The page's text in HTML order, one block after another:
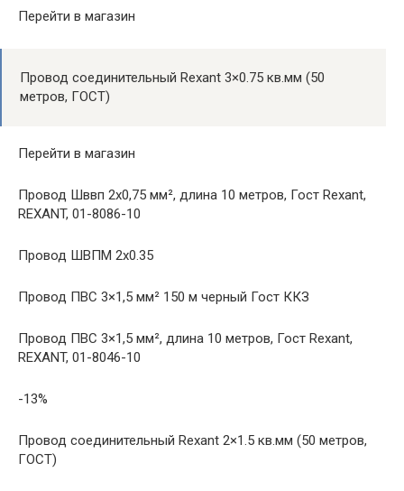
Перейти в магазин
Провод соединительный Rexant 3×0.75 кв.мм (50
метров, ГОСТ)
Перейти в магазин
Провод Шввп 2х0,75 мм², длина 10 метров, Гост Rexant,
REXANT, 01-8086-10
Провод ШВПМ 2х0.35
Провод ПВС 3×1,5 мм² 150 м черный Гост ККЗ
Провод ПВС 3×1,5 мм², длина 10 метров, Гост Rexant,
REXANT, 01-8046-10
-13%
Провод соединительный Rexant 2×1.5 кв.мм (50 метров,
ГОСТ)